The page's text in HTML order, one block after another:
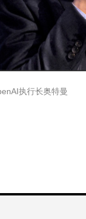
执行长奥特曼